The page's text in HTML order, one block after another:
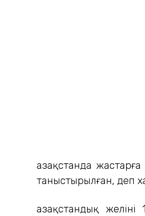
Қазақстанда
таныстырылған, деп
Қазақстандық